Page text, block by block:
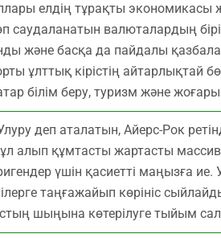
елдің тұрақты экономикасы
саудаланатын валюталардың
және басқа да пайдалы
ұлттық кірістің айтарлықтай
білім беру, туризм және
деп аталатын, Айерс-Рок
алып құмтасты жартасты
үшін қасиетті маңызға
таңғажайып көрініс
шыңына көтерілуге тыйым